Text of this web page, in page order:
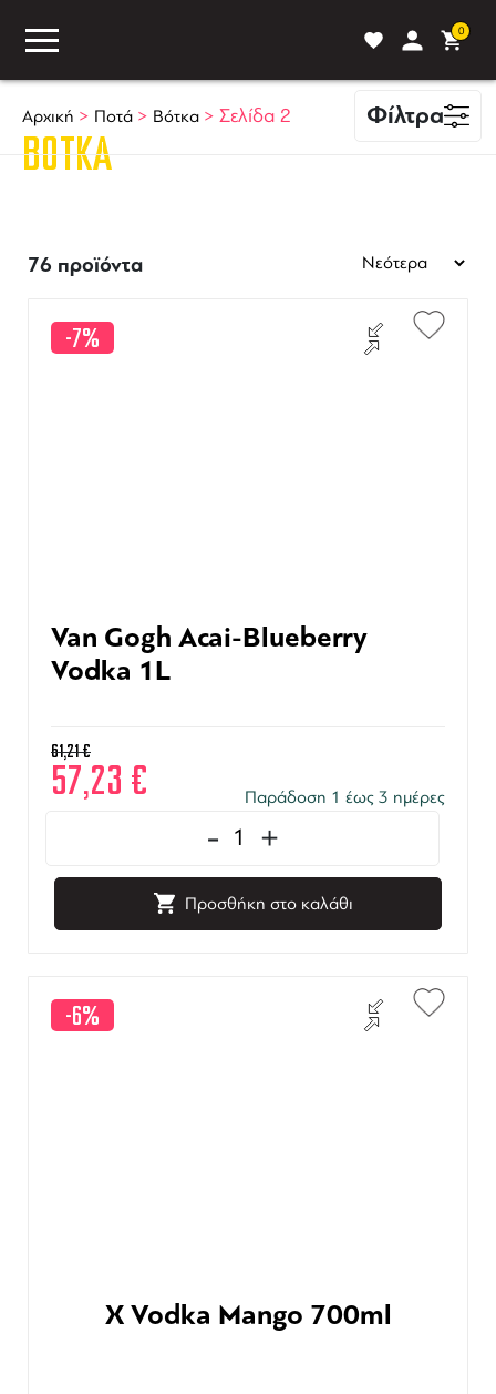
0
Αρχική > Ποτά > Βότκα > Σελίδα 2 Φίλτρα
ΒΌΤΚΑ
76 προϊόντα
-7%
Van Gogh Acai-Blueberry
Vodka 1L
61,21€
57,23 € Παράδοση 1 έως 3 ημέρες
- +
Προσθήκη στο καλάθι
-6%
X Vodka Mango 700ml